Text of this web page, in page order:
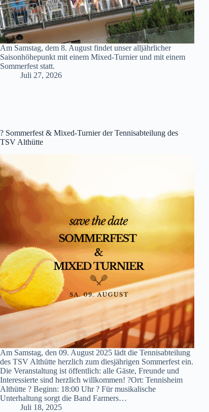
Am Samstag, dem 8. August findet unser alljährlicher
Saisonhöhepunkt mit einem Mixed-Turnier und mit einem
Sommerfest statt.
Juli 27, 2026
? Sommerfest & Mixed-Turnier der Tennisabteilung des
TSV Althütte
Am Samstag, den 09. August 2025 lädt die Tennisabteilung
des TSV Althütte herzlich zum diesjährigen Sommerfest ein.
Die Veranstaltung ist öffentlich: alle Gäste, Freunde und
Interessierte sind herzlich willkommen! ?Ort: Tennisheim
Althütte ? Beginn: 18:00 Uhr ? Für musikalische
Unterhaltung sorgt die Band Farmers…
Juli 18, 2025